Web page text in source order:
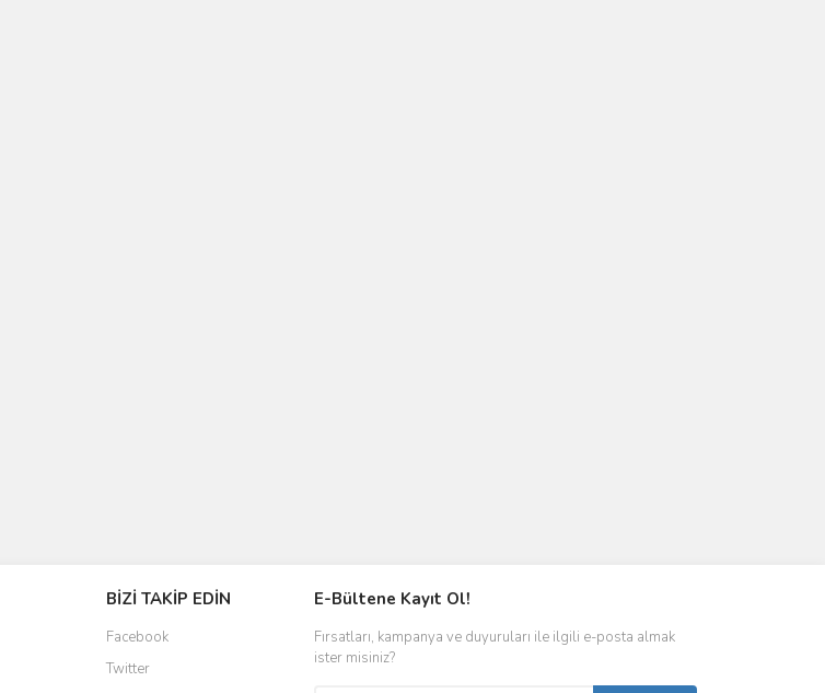
BİZİ TAKİP EDİN
Facebook
Twitter
E-Bültene Kayıt Ol!
Fırsatları, kampanya ve duyuruları ile ilgili e-posta almak
ister misiniz?